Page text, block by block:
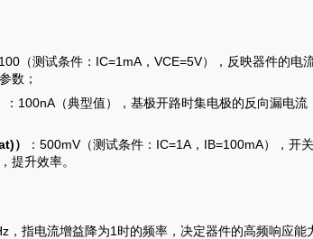
100（测试条件：IC=1mA，VCE=5V），反映器件的电
数；
：100nA（典型值），基极开路时集电极的反向漏电
）
：500mV（测试条件：IC=1A，IB=100mA），开
提升效率。
，指电流增益降为1时的频率，决定器件的高频响应